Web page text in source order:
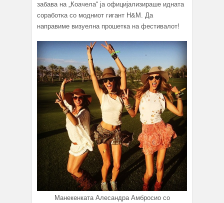
забава на „Коачела“ ја официјализираше идната
соработка со модниот гигант H&M. Да
направиме визуелна прошетка на фестивалот!
Манекенката Алесандра Амбросио со